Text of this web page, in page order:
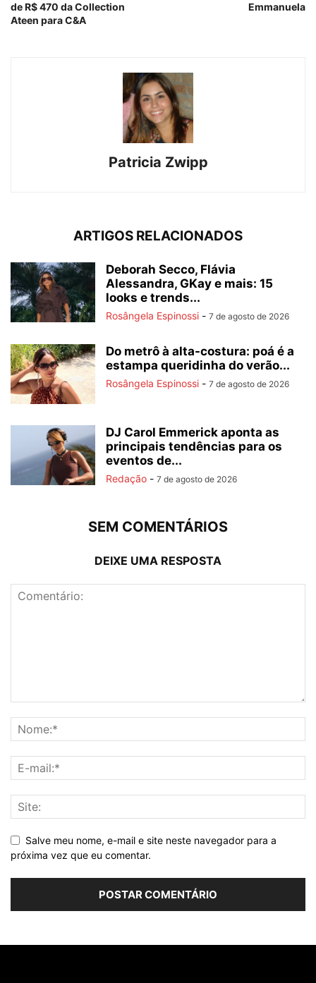
de R$ 470 da Collection
Ateen para C&A
Emmanuela
Patricia Zwipp
ARTIGOS RELACIONADOS
Deborah Secco, Flávia
Alessandra, GKay e mais: 15
looks e trends...
Rosângela Espinossi - 7 de agosto de 2026
Do metrô à alta-costura: poá é a
estampa queridinha do verão...
Rosângela Espinossi - 7 de agosto de 2026
DJ Carol Emmerick aponta as
principais tendências para os
eventos de...
Redação - 7 de agosto de 2026
SEM COMENTÁRIOS
DEIXE UMA RESPOSTA
Salve meu nome, e-mail e site neste navegador para a
próxima vez que eu comentar.